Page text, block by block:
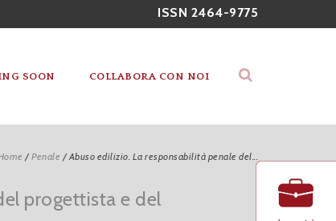
ISSN 2464-9775
SOON COLLABORA CON NOI
/Penale /Abuso edilizio. La responsabilità penale del...
progettista e del